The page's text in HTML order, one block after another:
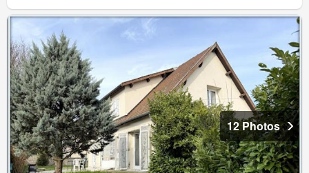
12 Photos